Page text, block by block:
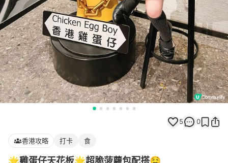
5 0
香港攻略 打卡 食
🌟雞蛋仔天花板🌟超脆菠蘿包配搭🤤